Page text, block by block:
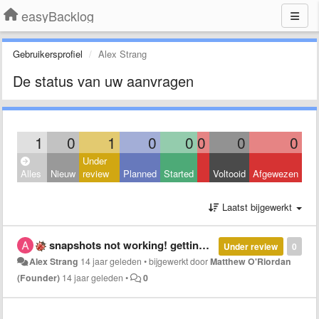
easyBacklog
Gebruikersprofiel Alex Strang
De status van uw aanvragen
1 0 1 0 0 0 0 0
Alles Nieuw
Under
review
Planned Started Voltooid Afgewezen
Laatst bijgewerkt
0
Under review
snapshots not working! getting an error message
Alex Strang 14 jaar geleden •bijgewerkt doorMatthew O'Riordan
(Founder) 14 jaar geleden • 0